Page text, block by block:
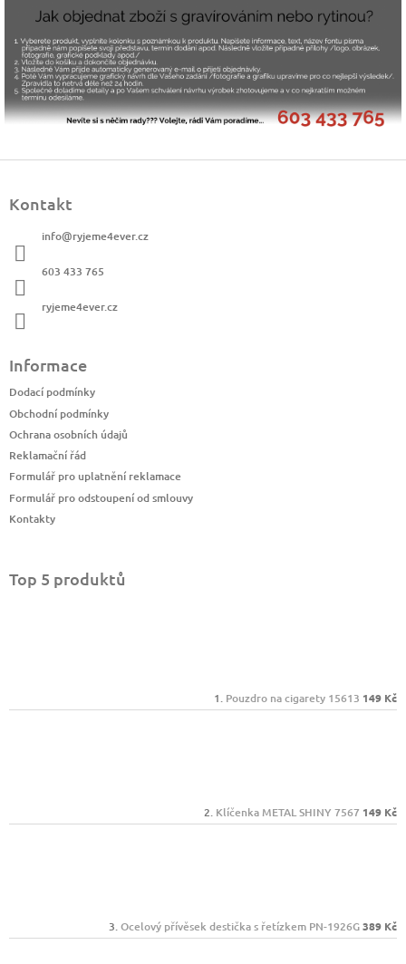
Kontakt
info@ryjeme4ever.cz
603 433 765
ryjeme4ever.cz
Informace
Dodací podmínky
Obchodní podmínky
Ochrana osobních údajů
Reklamační řád
Formulář pro uplatnění reklamace
Formulář pro odstoupení od smlouvy
Kontakty
Top 5 produktů
Pouzdro na cigarety 15613 149 Kč
Klíčenka METAL SHINY 7567 149 Kč
Ocelový přívěsek destička s řetízkem PN-1926G389 Kč